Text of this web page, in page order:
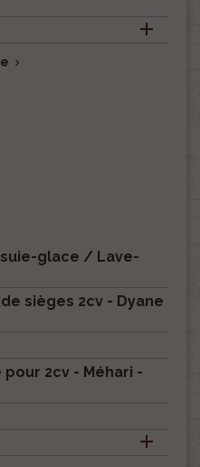


glace / Lave-
sièges 2cv - Dyane
2cv - Méhari -
